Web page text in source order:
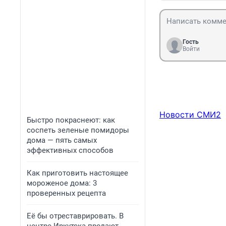
Быстро покраснеют: как
соспеть зеленые помидоры
дома — пять самых
эффективных способов
Как приготовить настоящее
мороженое дома: 3
проверенных рецепта
Её бы отреставрировать. В
Гость
Войти
Новости СМИ2